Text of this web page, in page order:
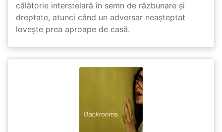
călătorie interstelară în semn de răzbunare și
dreptate, atunci când un adversar neașteptat
lovește prea aproape de casă.